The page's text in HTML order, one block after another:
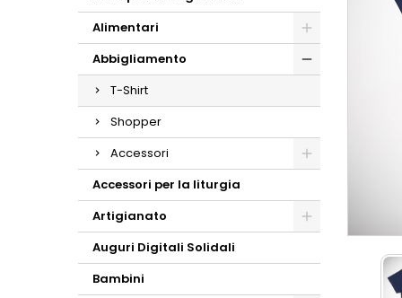
Alimentari
Abbigliamento
T-Shirt
Shopper
Accessori
Accessori per la liturgia
Artigianato
Auguri Digitali Solidali
Bambini